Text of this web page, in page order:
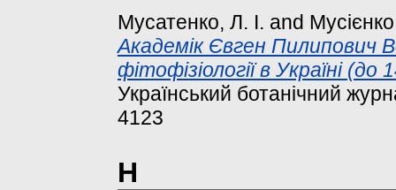
Мусатенко, Л. І. and
Академік Євген Пилипович
фітофізіології в Україні
Український ботанічний
4123
Н